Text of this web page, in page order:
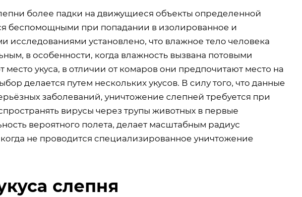
более падки на движущиеся объекты определенной
беспомощными при попадании в изолированное и
исследованиями установлено, что влажное тело человека
в особенности, когда влажность вызвана потовыми
укуса, в отличии от комаров они предпочитают место на
делается путем нескольких укусов. В силу того, что данные
заболеваний, уничтожение слепней требуется при
вирусы через трупы животных в первые
вероятного полета, делает масштабным радиус
не проводится специализированное уничтожение
слепня